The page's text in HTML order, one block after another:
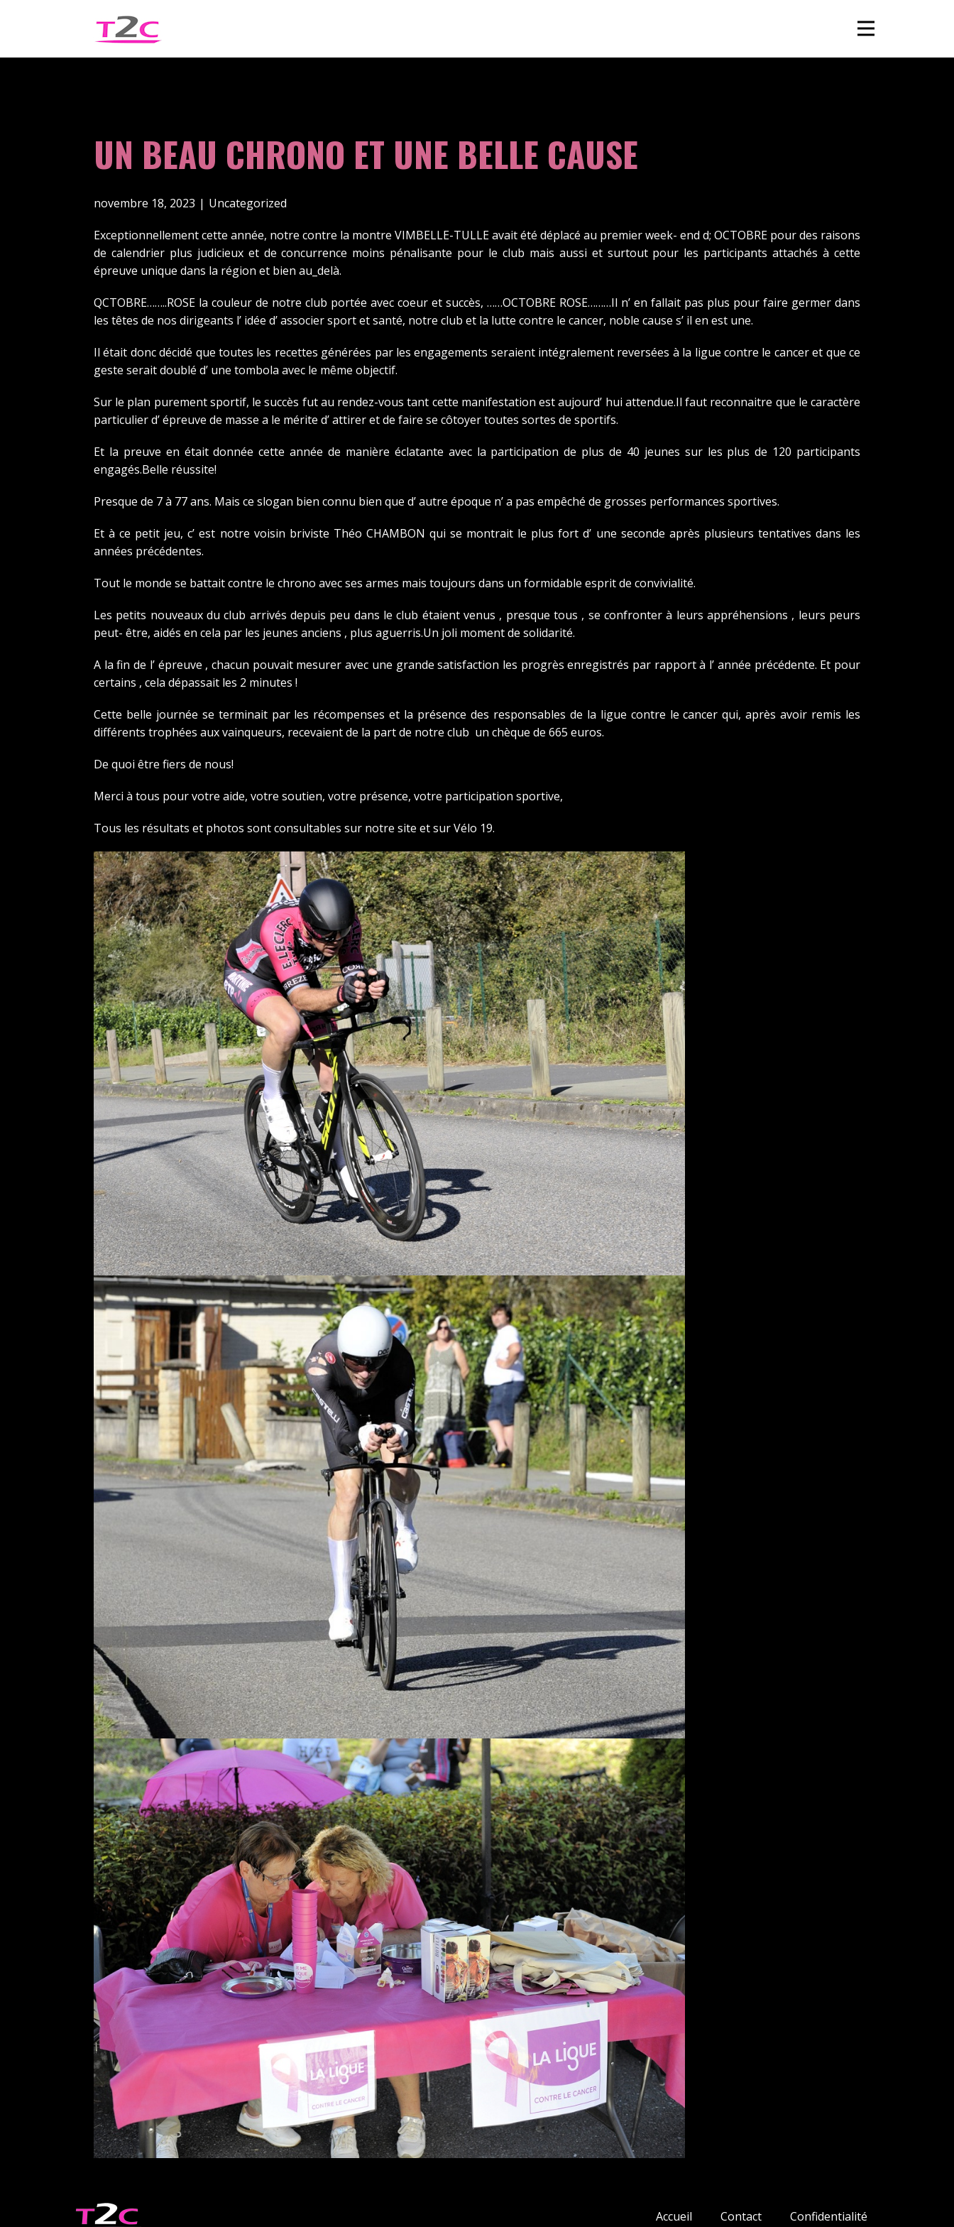
UN BEAU CHRONO ET UNE BELLE CAUSE
novembre 18, 2023 Uncategorized
Exceptionnellement cette année, notre contre la montre VIMBELLE-TULLE avait été déplacé au premier week- end d; OCTOBRE pour des raisons
de calendrier plus judicieux et de concurrence moins pénalisante pour le club mais aussi et surtout pour les participants attachés à cette
épreuve unique dans la région et bien au_delà.
QCTOBRE……..ROSE la couleur de notre club portée avec coeur et succès, ……OCTOBRE ROSE………Il n’ en fallait pas plus pour faire germer dans
les têtes de nos dirigeants l’ idée d’ associer sport et santé, notre club et la lutte contre le cancer, noble cause s’ il en est une.
Il était donc décidé que toutes les recettes générées par les engagements seraient intégralement reversées à la ligue contre le cancer et que ce
geste serait doublé d’ une tombola avec le même objectif.
Sur le plan purement sportif, le succès fut au rendez-vous tant cette manifestation est aujourd’ hui attendue.Il faut reconnaitre que le caractère
particulier d’ épreuve de masse a le mérite d’ attirer et de faire se côtoyer toutes sortes de sportifs.
Et la preuve en était donnée cette année de manière éclatante avec la participation de plus de 40 jeunes sur les plus de 120 participants
engagés.Belle réussite!
Presque de 7 à 77 ans. Mais ce slogan bien connu bien que d’ autre époque n’ a pas empêché de grosses performances sportives.
Et à ce petit jeu, c’ est notre voisin briviste Théo CHAMBON qui se montrait le plus fort d’ une seconde après plusieurs tentatives dans les
années précédentes.
Tout le monde se battait contre le chrono avec ses armes mais toujours dans un formidable esprit de convivialité.
Les petits nouveaux du club arrivés depuis peu dans le club étaient venus , presque tous , se confronter à leurs appréhensions , leurs peurs
peut- être, aidés en cela par les jeunes anciens , plus aguerris.Un joli moment de solidarité.
A la fin de l’ épreuve , chacun pouvait mesurer avec une grande satisfaction les progrès enregistrés par rapport à l’ année précédente. Et pour
certains , cela dépassait les 2 minutes !
Cette belle journée se terminait par les récompenses et la présence des responsables de la ligue contre le cancer qui, après avoir remis les
différents trophées aux vainqueurs, recevaient de la part de notre club un chèque de 665 euros.
De quoi être fiers de nous!
Merci à tous pour votre aide, votre soutien, votre présence, votre participation sportive,
Tous les résultats et photos sont consultables sur notre site et sur Vélo 19.
Accueil Contact Confidentialité